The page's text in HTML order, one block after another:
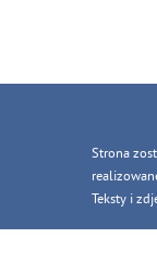
Strona
Teksty i